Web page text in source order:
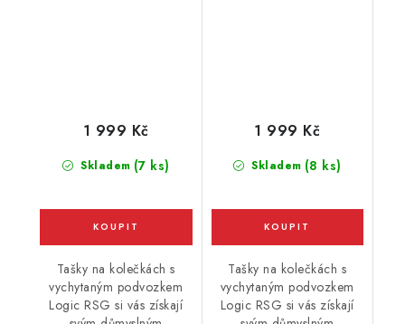
Skladem (7 ks)
1 999 Kč
Tašky na kolečkách s
vychytaným podvozkem
Logic RSG si vás získají
Skladem (8 ks)
1 999 Kč
Tašky na kolečkách s
vychytaným podvozkem
Logic RSG si vás získají